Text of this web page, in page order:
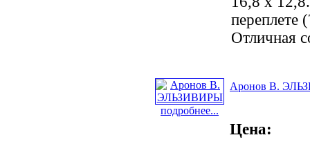
переплете
Отличная
подробнее...
Аронов В.
Цена: